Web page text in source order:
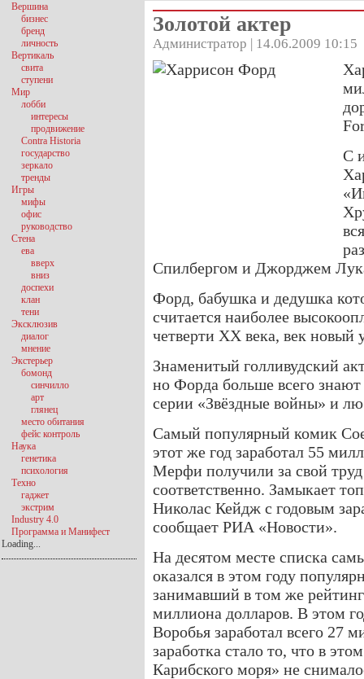
Золотой актер
Администратор | 14.06.2009 10:15
С
Спилбергом и Джорджем
Форд, бабушка и дедушка
считается наиболее
четверти XX века, век новый
Знаменитый голливудский
но Форда больше всего
серии «Звёздные войны» и
Самый популярный комик
этот же год заработал 55
Мерфи получили за свой
соответственно. Замыкает
Николас Кейдж с годовым
сообщает РИА «Новости».
На десятом месте списка
оказался в этом году
занимавший в том же
миллиона долларов. В этом
Воробья заработал всего 27
заработка стало то, что в
Карибского моря» не
Вершина
бизнес
бренд
личность
Вертикаль
свита
ступени
Мир
лобби
интересы
продвижение
Contra Historia
государство
зеркало
тренды
Игры
мифы
офис
руководство
Стена
ева
вверх
вниз
доспехи
клан
тени
Эксклюзив
диалог
мнение
Экстерьер
бомонд
синчилло
арт
глянец
место обитания
фейс контроль
Наука
генетика
психология
Техно
гаджет
экстрим
Industry 4.0
Программа и Манифест
Loading...